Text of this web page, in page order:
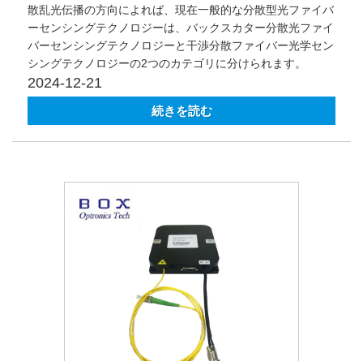
散乱光伝播の方向によれば、現在一般的な分散型光ファイバ
ーセンシングテクノロジーは、バックスカター分散光ファイ
バーセンシングテクノロジーと干渉分散ファイバー光学セン
シングテクノロジーの2つのカテゴリに分けられます。
2024-12-21
続きを読む